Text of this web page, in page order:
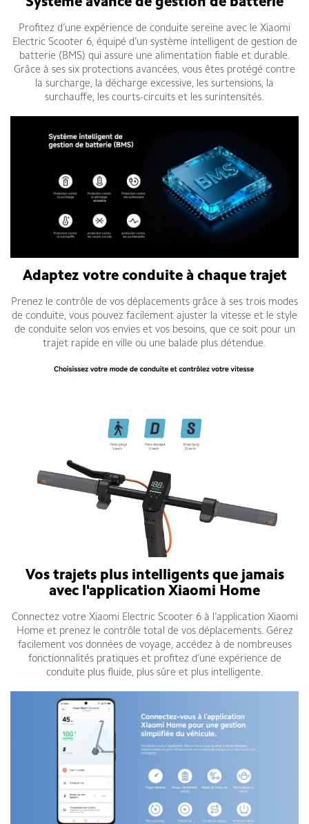
Système avancé de gestion de batterie
Profitez d’une expérience de conduite sereine avec le Xiaomi
Electric Scooter 6, équipé d’un système intelligent de gestion de
batterie (BMS) qui assure une alimentation fiable et durable.
Grâce à ses six protections avancées, vous êtes protégé contre
la surcharge, la décharge excessive, les surtensions, la
surchauffe, les courts-circuits et les surintensités.
Adaptez votre conduite à chaque trajet
Prenez le contrôle de vos déplacements grâce à ses trois modes
de conduite, vous pouvez facilement ajuster la vitesse et le style
de conduite selon vos envies et vos besoins, que ce soit pour un
trajet rapide en ville ou une balade plus détendue.
Vos trajets plus intelligents que jamais
avec l'application Xiaomi Home
Connectez votre Xiaomi Electric Scooter 6 à l’application Xiaomi
Home et prenez le contrôle total de vos déplacements. Gérez
facilement vos données de voyage, accédez à de nombreuses
fonctionnalités pratiques et profitez d’une expérience de
conduite plus fluide, plus sûre et plus intelligente.